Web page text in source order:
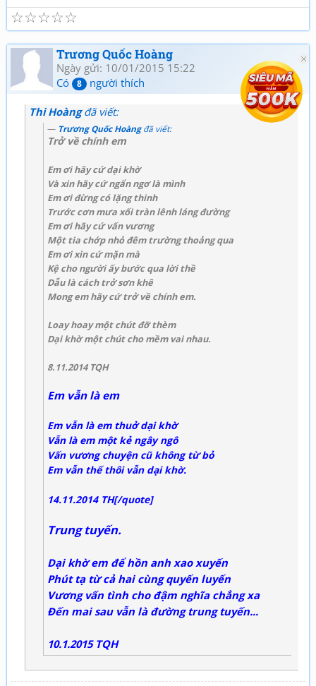
☆
☆
☆
☆
☆
Trương Quốc Hoàng
Ngày gửi: 10/01/2015 15:22
Có
8 người thích
Thi Hoàngđã viết:
Trương Quốc Hoàngđã viết:
Trở về chính em
Em ơi hãy cứ dại khờ
Và xin hãy cứ ngẩn ngơ là mình
Em ơi đừng có lặng thinh
Trước cơn mưa xối tràn lênh láng đường
Em ơi hãy cứ vấn vương
Một tia chớp nhỏ đêm trường thoảng qua
Em ơi xin cứ mặn mà
Kệ cho người ấy bước qua lời thề
Dẫu là cách trở sơn khê
Mong em hãy cứ trở về chính em.
Loay hoay một chút đỡ thèm
Dại khờ một chút cho mềm vai nhau.
8.11.2014 TQH
Em vẫn là em
Em vẫn là em thuở dại khờ
Vẫn là em một kẻ ngây ngô
Vấn vương chuyện cũ không từ bỏ
Em vẫn thế thôi vẫn dại khờ.
14.11.2014 TH[/quote]
Trung tuyến.
Dại khờ em để hồn anh xao xuyến
Phút tạ từ cả hai cùng quyến luyến
Vương vấn tình cho đậm nghĩa chẳng xa
Đến mai sau vẫn là đường trung tuyến...
10.1.2015 TQH